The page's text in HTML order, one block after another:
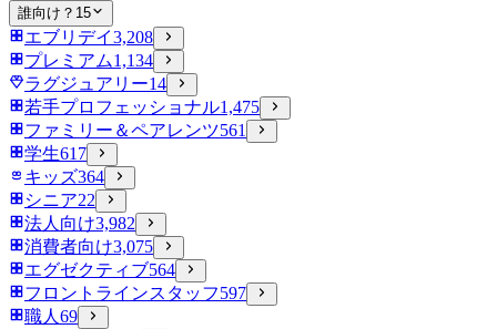
誰向け？ 15
エブリデイ3,208
プレミアム1,134
ラグジュアリー14
若手プロフェッショナル1,475
ファミリー＆ペアレンツ561
学生617
キッズ364
シニア22
法人向け3,982
消費者向け3,075
エグゼクティブ564
フロントラインスタッフ597
職人 69